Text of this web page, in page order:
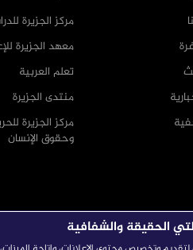
مركز الجزيرة
معهد الجزيرة
تعلم العربية
منتدى الجزيرة
مركز الجزيرة
وحقوق الإنسان
الحقيقة والشفافية